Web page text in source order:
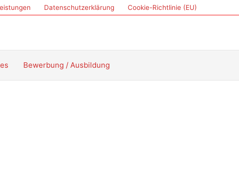
Datenschutzerklärung Cookie-Richtlinie (EU)
Bewerbung / Ausbildung